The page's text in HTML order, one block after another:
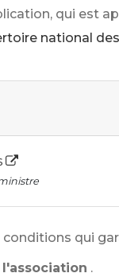
qui est
national
qui
.